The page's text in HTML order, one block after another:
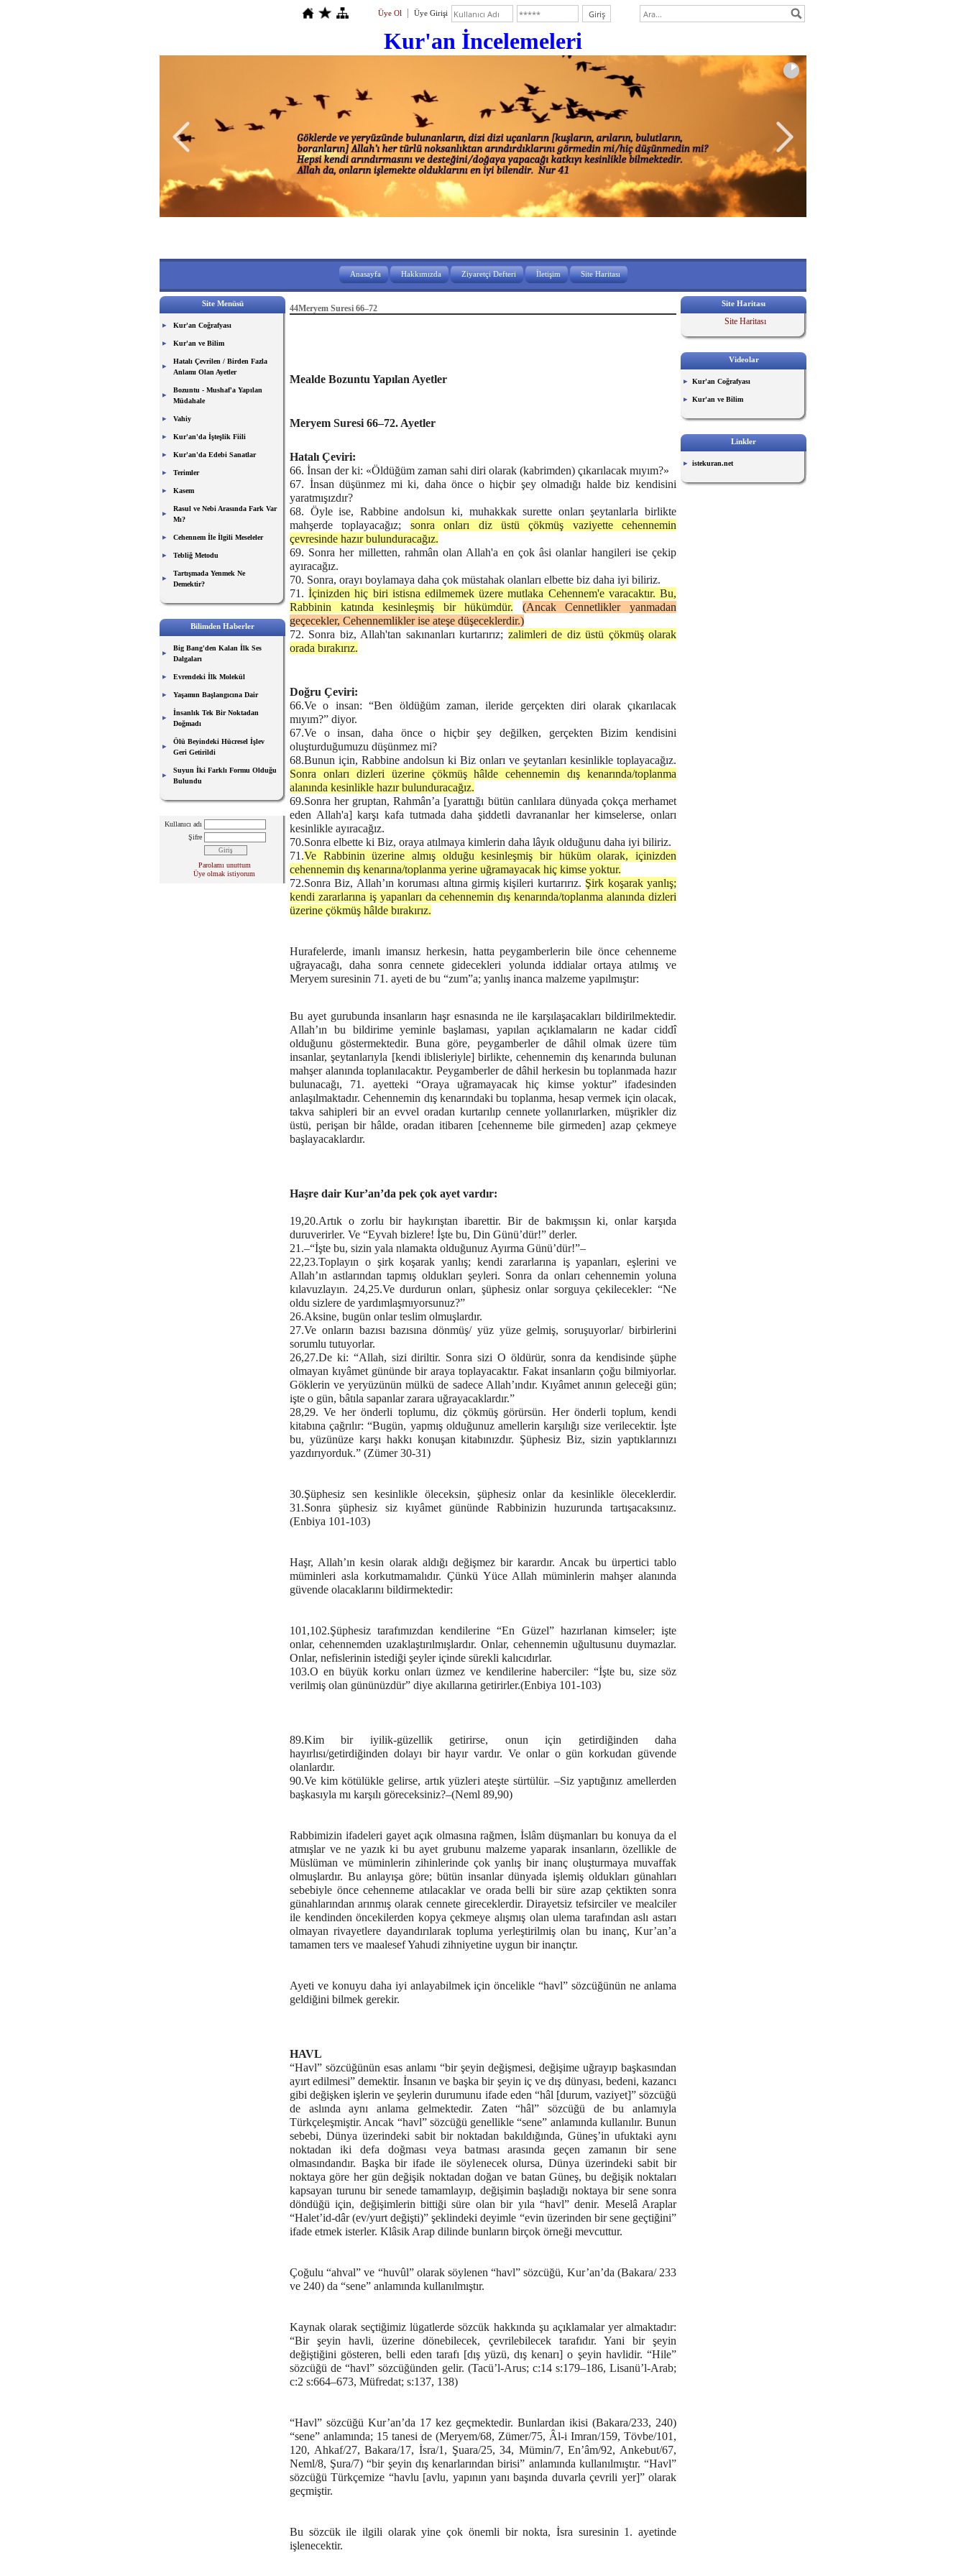
Üye Ol Üye Girişi
Kur'an İncelemeleri
Anasayfa Hakkımızda Ziyaretçi Defteri İletişim Site Haritası
Site Menüsü
Kur'an Coğrafyası
Kur'an ve Bilim
Hatalı Çevrilen / Birden Fazla
Anlamı Olan Ayetler
Bozuntu - Mushaf'a Yapılan
Müdahale
Vahiy
Kur'an'da İşteşlik Fiili
Kur'an'da Edebi Sanatlar
Terimler
Kasem
Rasul ve Nebi Arasında Fark Var
Mı?
Cehennem İle İlgili Meseleler
Tebliğ Metodu
Tartışmada Yenmek Ne
Demektir?
Bilimden Haberler
Big Bang'den Kalan İlk Ses
Dalgaları
Evrendeki İlk Molekül
Yaşamın Başlangıcına Dair
İnsanlık Tek Bir Noktadan
Doğmadı
Ölü Beyindeki Hücresel İşlev
Geri Getirildi
Suyun İki Farklı Formu Olduğu
Bulundu
Kullanıcı adı
Şifre
Parolamı unuttum
Üye olmak istiyorum
44Meryem Suresi 66–72
Mealde Bozuntu Yapılan Ayetler
Meryem Suresi 66–72. Ayetler
Hatalı Çeviri:
66. İnsan der ki: «Öldüğüm zaman sahi diri olarak (kabrimden) çıkarılacak mıyım?»
67. İnsan düşünmez mi ki, daha önce o hiçbir şey olmadığı halde biz kendisini
yaratmışızdır?
68. Öyle ise, Rabbine andolsun ki, muhakkak surette onları şeytanlarla birlikte
mahşerde toplayacağız; sonra onları diz üstü çökmüş vaziyette cehennemin
çevresinde hazır bulunduracağız.
69. Sonra her milletten, rahmân olan Allah'a en çok âsi olanlar hangileri ise çekip
ayıracağız.
70. Sonra, orayı boylamaya daha çok müstahak olanları elbette biz daha iyi biliriz.
71.İçinizden hiç biri istisna edilmemek üzere mutlaka Cehennem'e varacaktır. Bu,
Rabbinin katında kesinleşmiş bir hükümdür.
(Ancak Cennetlikler yanmadan
geçecekler, Cehennemlikler ise ateşe düşeceklerdir.)
72. Sonra biz, Allah'tan sakınanları kurtarırız; zalimleri de diz üstü çökmüş olarak
orada bırakırız.
Doğru Çeviri:
66.Ve o insan: “Ben öldüğüm zaman, ileride gerçekten diri olarak çıkarılacak
mıyım?” diyor.
67.Ve o insan, daha önce o hiçbir şey değilken, gerçekten Bizim kendisini
oluşturduğumuzu düşünmez mi?
68.Bunun için, Rabbine andolsun ki Biz onları ve şeytanları kesinlikle toplayacağız.
Sonra onları dizleri üzerine çökmüş hâlde cehennemin dış kenarında/toplanma
alanında kesinlikle hazır bulunduracağız.
69.Sonra her gruptan, Rahmân’a [yarattığı bütün canlılara dünyada çokça merhamet
eden Allah'a] karşı kafa tutmada daha şiddetli davrananlar her kimselerse, onları
kesinlikle ayıracağız.
70.Sonra elbette ki Biz, oraya atılmaya kimlerin daha lâyık olduğunu daha iyi biliriz.
71.Ve Rabbinin üzerine almış olduğu kesinleşmiş bir hüküm olarak, içinizden
cehennemin dış kenarına/toplanma yerine uğramayacak hiç kimse yoktur.
72.Sonra Biz, Allah’ın koruması altına girmiş kişileri kurtarırız. Şirk koşarak yanlış;
kendi zararlarına iş yapanları da cehennemin dış kenarında/toplanma alanında dizleri
üzerine çökmüş hâlde bırakırız.
Hurafelerde, imanlı imansız herkesin, hatta peygamberlerin bile önce cehenneme
uğrayacağı, daha sonra cennete gidecekleri yolunda iddialar ortaya atılmış ve
Meryem suresinin 71. ayeti de bu “zum”a; yanlış inanca malzeme yapılmıştır:
Bu ayet gurubunda insanların haşr esnasında ne ile karşılaşacakları bildirilmektedir.
Allah’ın bu bildirime yeminle başlaması, yapılan açıklamaların ne kadar ciddî
olduğunu göstermektedir. Buna göre, peygamberler de dâhil olmak üzere tüm
insanlar, şeytanlarıyla [kendi iblisleriyle] birlikte, cehennemin dış kenarında bulunan
mahşer alanında toplanılacaktır. Peygamberler de dâhil herkesin bu toplanmada hazır
bulunacağı, 71. ayetteki “Oraya uğramayacak hiç kimse yoktur” ifadesinden
anlaşılmaktadır. Cehennemin dış kenarındaki bu toplanma, hesap vermek için olacak,
takva sahipleri bir an evvel oradan kurtarılıp cennete yollanırlarken, müşrikler diz
üstü, perişan bir hâlde, oradan itibaren [cehenneme bile girmeden] azap çekmeye
başlayacaklardır.
Haşre dair Kur’an’da pek çok ayet vardır:
19,20.Artık o zorlu bir haykırıştan ibarettir. Bir de bakmışsın ki, onlar karşıda
duruverirler. Ve “Eyvah bizlere! İşte bu, Din Günü’dür!” derler.
21.–“İşte bu, sizin yala nlamakta olduğunuz Ayırma Günü’dür!”–
22,23.Toplayın o şirk koşarak yanlış; kendi zararlarına iş yapanları, eşlerini ve
Allah’ın astlarından tapmış oldukları şeyleri. Sonra da onları cehennemin yoluna
kılavuzlayın. 24,25.Ve durdurun onları, şüphesiz onlar sorguya çekilecekler: “Ne
oldu sizlere de yardımlaşmıyorsunuz?”
26.Aksine, bugün onlar teslim olmuşlardır.
27.Ve onların bazısı bazısına dönmüş/ yüz yüze gelmiş, soruşuyorlar/ birbirlerini
sorumlu tutuyorlar.
26,27.De ki: “Allah, sizi diriltir. Sonra sizi O öldürür, sonra da kendisinde şüphe
olmayan kıyâmet gününde bir araya toplayacaktır. Fakat insanların çoğu bilmiyorlar.
Göklerin ve yeryüzünün mülkü de sadece Allah’ındır. Kıyâmet anının geleceği gün;
işte o gün, bâtıla sapanlar zarara uğrayacaklardır.”
28,29. Ve her önderli toplumu, diz çökmüş görürsün. Her önderli toplum, kendi
kitabına çağrılır: “Bugün, yapmış olduğunuz amellerin karşılığı size verilecektir. İşte
bu, yüzünüze karşı hakkı konuşan kitabınızdır. Şüphesiz Biz, sizin yaptıklarınızı
yazdırıyorduk.” (Zümer 30-31)
30.Şüphesiz sen kesinlikle öleceksin, şüphesiz onlar da kesinlikle öleceklerdir.
31.Sonra şüphesiz siz kıyâmet gününde Rabbinizin huzurunda tartışacaksınız.
(Enbiya 101-103)
Haşr, Allah’ın kesin olarak aldığı değişmez bir karardır. Ancak bu ürpertici tablo
müminleri asla korkutmamalıdır. Çünkü Yüce Allah müminlerin mahşer alanında
güvende olacaklarını bildirmektedir:
101,102.Şüphesiz tarafımızdan kendilerine “En Güzel” hazırlanan kimseler; işte
onlar, cehennemden uzaklaştırılmışlardır. Onlar, cehennemin uğultusunu duymazlar.
Onlar, nefislerinin istediği şeyler içinde sürekli kalıcıdırlar.
103.O en büyük korku onları üzmez ve kendilerine haberciler: “İşte bu, size söz
verilmiş olan gününüzdür” diye akıllarına getirirler.(Enbiya 101-103)
89.Kim bir iyilik-güzellik getirirse, onun için getirdiğinden daha
hayırlısı/getirdiğinden dolayı bir hayır vardır. Ve onlar o gün korkudan güvende
olanlardır.
90.Ve kim kötülükle gelirse, artık yüzleri ateşte sürtülür. –Siz yaptığınız amellerden
başkasıyla mı karşılı göreceksiniz?–(Neml 89,90)
Rabbimizin ifadeleri gayet açık olmasına rağmen, İslâm düşmanları bu konuya da el
atmışlar ve ne yazık ki bu ayet grubunu malzeme yaparak insanların, özellikle de
Müslüman ve müminlerin zihinlerinde çok yanlış bir inanç oluşturmaya muvaffak
olmuşlardır. Bu anlayışa göre; bütün insanlar dünyada işlemiş oldukları günahları
sebebiyle önce cehenneme atılacaklar ve orada belli bir süre azap çektikten sonra
günahlarından arınmış olarak cennete gireceklerdir. Dirayetsiz tefsirciler ve mealciler
ile kendinden öncekilerden kopya çekmeye alışmış olan ulema tarafından aslı astarı
olmayan rivayetlere dayandırılarak topluma yerleştirilmiş olan bu inanç, Kur’an’a
tamamen ters ve maalesef Yahudi zihniyetine uygun bir inançtır.
Ayeti ve konuyu daha iyi anlayabilmek için öncelikle “havl” sözcüğünün ne anlama
geldiğini bilmek gerekir.
HAVL
“Havl” sözcüğünün esas anlamı “bir şeyin değişmesi, değişime uğrayıp başkasından
ayırt edilmesi” demektir. İnsanın ve başka bir şeyin iç ve dış dünyası, bedeni, kazancı
gibi değişken işlerin ve şeylerin durumunu ifade eden “hâl [durum, vaziyet]” sözcüğü
de aslında aynı anlama gelmektedir. Zaten “hâl” sözcüğü de bu anlamıyla
Türkçeleşmiştir. Ancak “havl” sözcüğü genellikle “sene” anlamında kullanılır. Bunun
sebebi, Dünya üzerindeki sabit bir noktadan bakıldığında, Güneş’in ufuktaki aynı
noktadan iki defa doğması veya batması arasında geçen zamanın bir sene
olmasındandır. Başka bir ifade ile söylenecek olursa, Dünya üzerindeki sabit bir
noktaya göre her gün değişik noktadan doğan ve batan Güneş, bu değişik noktaları
kapsayan turunu bir senede tamamlayıp, değişimin başladığı noktaya bir sene sonra
döndüğü için, değişimlerin bittiği süre olan bir yıla “havl” denir. Meselâ Araplar
“Halet’id-dâr (ev/yurt değişti)” şeklindeki deyimle “evin üzerinden bir sene geçtiğini”
ifade etmek isterler. Klâsik Arap dilinde bunların birçok örneği mevcuttur.
Çoğulu “ahval” ve “huvûl” olarak söylenen “havl” sözcüğü, Kur’an’da (Bakara/ 233
ve 240) da “sene” anlamında kullanılmıştır.
Kaynak olarak seçtiğimiz lügatlerde sözcük hakkında şu açıklamalar yer almaktadır:
“Bir şeyin havli, üzerine dönebilecek, çevrilebilecek tarafıdır. Yani bir şeyin
değiştiğini gösteren, belli eden tarafı [dış yüzü, dış kenarı] o şeyin havlidir. “Hile”
sözcüğü de “havl” sözcüğünden gelir. (Tacü’l-Arus; c:14 s:179–186, Lisanü’l-Arab;
c:2 s:664–673, Müfredat; s:137, 138)
“Havl” sözcüğü Kur’an’da 17 kez geçmektedir. Bunlardan ikisi (Bakara/233, 240)
“sene” anlamında; 15 tanesi de (Meryem/68, Zümer/75, Âl-i Imran/159, Tövbe/101,
120, Ahkaf/27, Bakara/17, İsra/1, Şuara/25, 34, Mümin/7, En’âm/92, Ankebut/67,
Neml/8, Şura/7) “bir şeyin dış kenarlarından birisi” anlamında kullanılmıştır. “Havl”
sözcüğü Türkçemize “havlu [avlu, yapının yanı başında duvarla çevrili yer]” olarak
geçmiştir.
Bu sözcük ile ilgili olarak yine çok önemli bir nokta, İsra suresinin 1. ayetinde
işlenecektir.
Site Haritası
Site Haritası
Videolar
Kur'an Coğrafyası
Kur'an ve Bilim
Linkler
istekuran.net